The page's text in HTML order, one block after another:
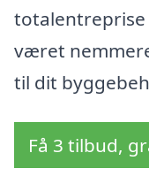
totalentreprise
været
til dit
Få 3 tilbud,